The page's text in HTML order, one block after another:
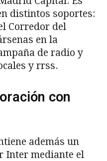
distintos soportes:
Corredor del
en la
de radio y
y rrss.
con
además un
Inter mediante el